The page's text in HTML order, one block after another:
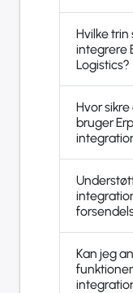
Hvilke
integrere
Logistics?
Hvor
bruger
Kan jeg